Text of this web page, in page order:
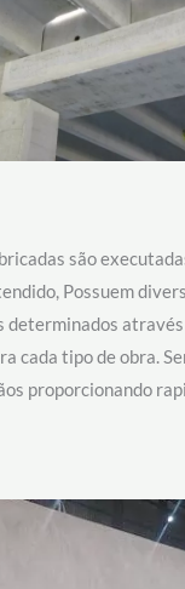
são
Possuem
determinados
cada tipo de obra.
proporcionando